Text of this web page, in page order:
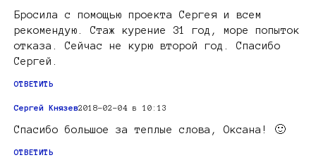
Бросила с помощью проекта Сергея и всем
рекомендую. Стаж курение 31 год, море попыток
отказа. Сейчас не курю второй год. Спасибо
Сергей.
ОТВЕТИТЬ
Сергей Князев2018-02-04 в 10:13
Спасибо большое за теплые слова, Оксана! 🙂
ОТВЕТИТЬ